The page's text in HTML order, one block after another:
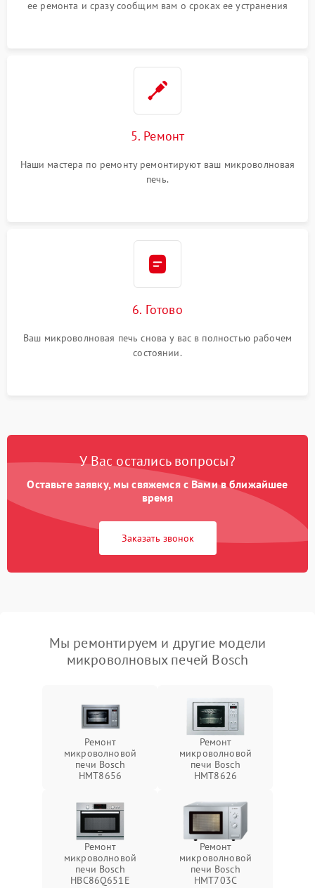
ее ремонта и сразу сообщим вам о сроках ее устранения
5. Ремонт
Наши мастера по ремонту ремонтируют ваш микроволновая
печь.
6. Готово
Ваш микроволновая печь снова у вас в полностью рабочем
состоянии.
У Вас остались вопросы?
Оставьте заявку, мы свяжемся с Вами в ближайшее
время
Заказать звонок
Мы ремонтируем и другие модели
микроволновых печей Bosch
Ремонт
микроволновой
печи Bosch
HMT8656
Ремонт
микроволновой
печи Bosch
HMT8626
Ремонт
микроволновой
печи Bosch
HBC86Q651E
Ремонт
микроволновой
печи Bosch
HMT703C